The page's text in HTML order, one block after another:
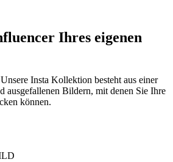
Ihres eigenen
Insta Kollektion besteht aus einer
ausgefallenen Bildern, mit denen Sie Ihre
können.